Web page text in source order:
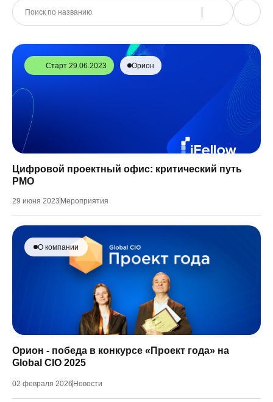
Старт 29.06.2023 Орион
29 июня 2023 Мероприятия
Цифровой проектный офис: критический путь
PMO
О компании
Орион - победа в конкурсе «Проект года» на
Global CIO 2025
02 февраля 2026 Новости